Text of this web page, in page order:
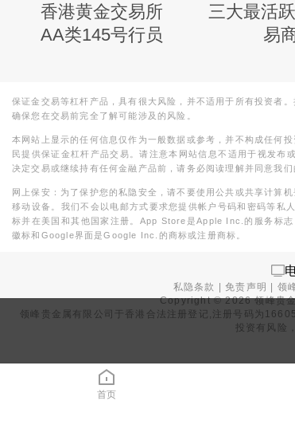
香港黄金交易所
AA类145号行员
三大最活
易
保证金交易等杠杆产品，具有很大风险，并不适用于所有投资者
确保您在交易前完全了解可能涉及的风险。
本网站上显示的任何信息仅作为一般数据或参考，并不构成任何
民提供保证金杠杆产品交易。请注意本网站信息不适用于视发布
决定交易或继续持有任何金融产品前，请务必阅读理解并同意我
网上保安：为了保护您的私隐安全，请不要使用公共或共享计算
移动设备。我们不会以电邮方式要求您提供帐户号码和密码等
标并在美国和其他国家注册。App Store是Apple Inc.的服务标
徽标和Google界面是Google Inc.的商标或注册商标。
私隐条款 |免责声明 | 领
Copyright ©2026领峰贵
领峰贵金属有限公司于 香港合法注册登记
,注册号码为
投资有风险
首页